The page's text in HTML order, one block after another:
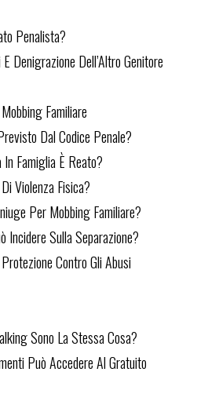
Penalista?
Denigrazione Dell’Altro Genitore
Familiare
Dal Codice Penale?
Famiglia È Reato?
Violenza Fisica?
Per Mobbing Familiare?
Incidere Sulla Separazione?
Contro Gli Abusi
Sono La Stessa Cosa?
Può Accedere Al Gratuito